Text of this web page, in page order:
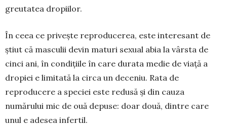
greutatea dropiilor.
În ceea ce privește reproducerea, este interesant de
știut că masculii devin maturi sexual abia la vârsta de
cinci ani, în condițiile în care durata me­die de viață a
dropiei e limitată la circa un dece­niu. Rata de
reproducere a speciei este redusă și din cauza
numărului mic de ouă depuse: doar două, din­tre care
unul e adesea infertil.